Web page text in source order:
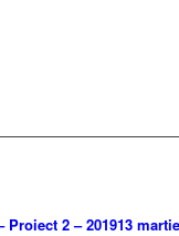
Proiect 2 – 201913 martie